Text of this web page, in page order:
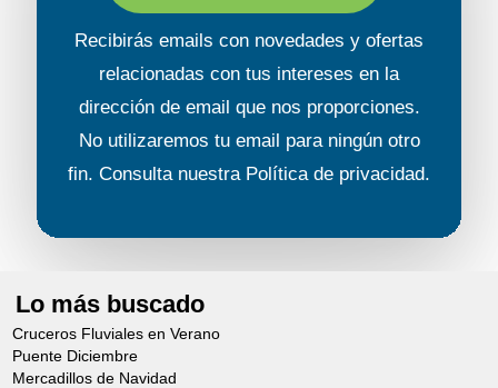
Recibirás emails con novedades y ofertas
relacionadas con tus intereses en la
dirección de email que nos proporciones.
No utilizaremos tu email para ningún otro
fin. Consulta nuestra Política de privacidad.
Lo más buscado
Cruceros Fluviales en Verano
Puente Diciembre
Mercadillos de Navidad